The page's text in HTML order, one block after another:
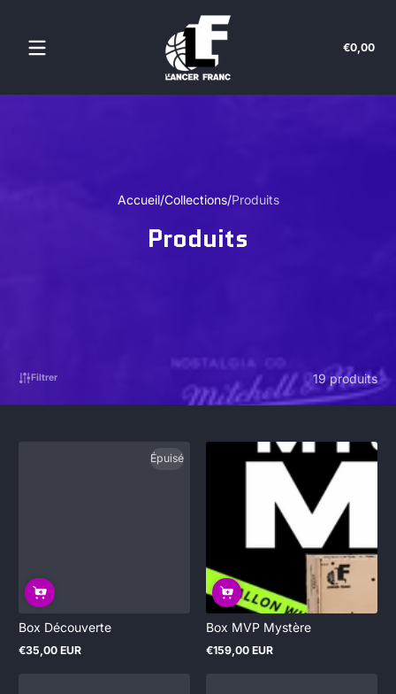
€0,00
le
Accueil Collections Produits
Produits
Filtrer 19 produits
Épuisé
Box Découverte
Prix
€35,00 EUR
Box MVP Mystère
Prix
€159,00 EUR